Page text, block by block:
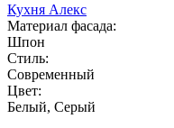
Кухня Алекс
Материал фасада:
Шпон
Стиль:
Современный
Цвет:
Белый, Серый